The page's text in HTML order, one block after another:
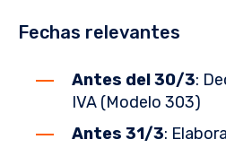
Fechas relevantes
Antes del 30/3:
IVA (Modelo 303)
Antes 31/3: